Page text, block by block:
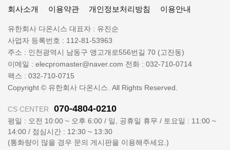
공지사항 일렉프로는 수배전반 전기자재 전문 쇼핑몰 입니다
렉
로
정
회사소개 이용약관 개인정보처리방침 이용안내
회
사
명
:
유한회사 다온시스 대표자 : 유진순
사업자 등록번호 : 112-81-53963
주소 : 인천광역시 남동구 앵고개로556번길 70 (고잔동)
이메일 : elecpromaster@naver.com 전화 : 032-710-0714
팩스 : 032-710-0715
Copyright © 유한회사 다온시스. All Rights Reserved.
CS CENTER 070-4804-0210
평일 : 오전 10:00 ~ 오후 6:00 / 일, 공휴일 휴무 / 토요일 : 11:00 ~
14:00 / 점심시간 : 12:30 ~ 13:30
(통화량이 많을 경우 문의 게시판을 이용해주세요.)